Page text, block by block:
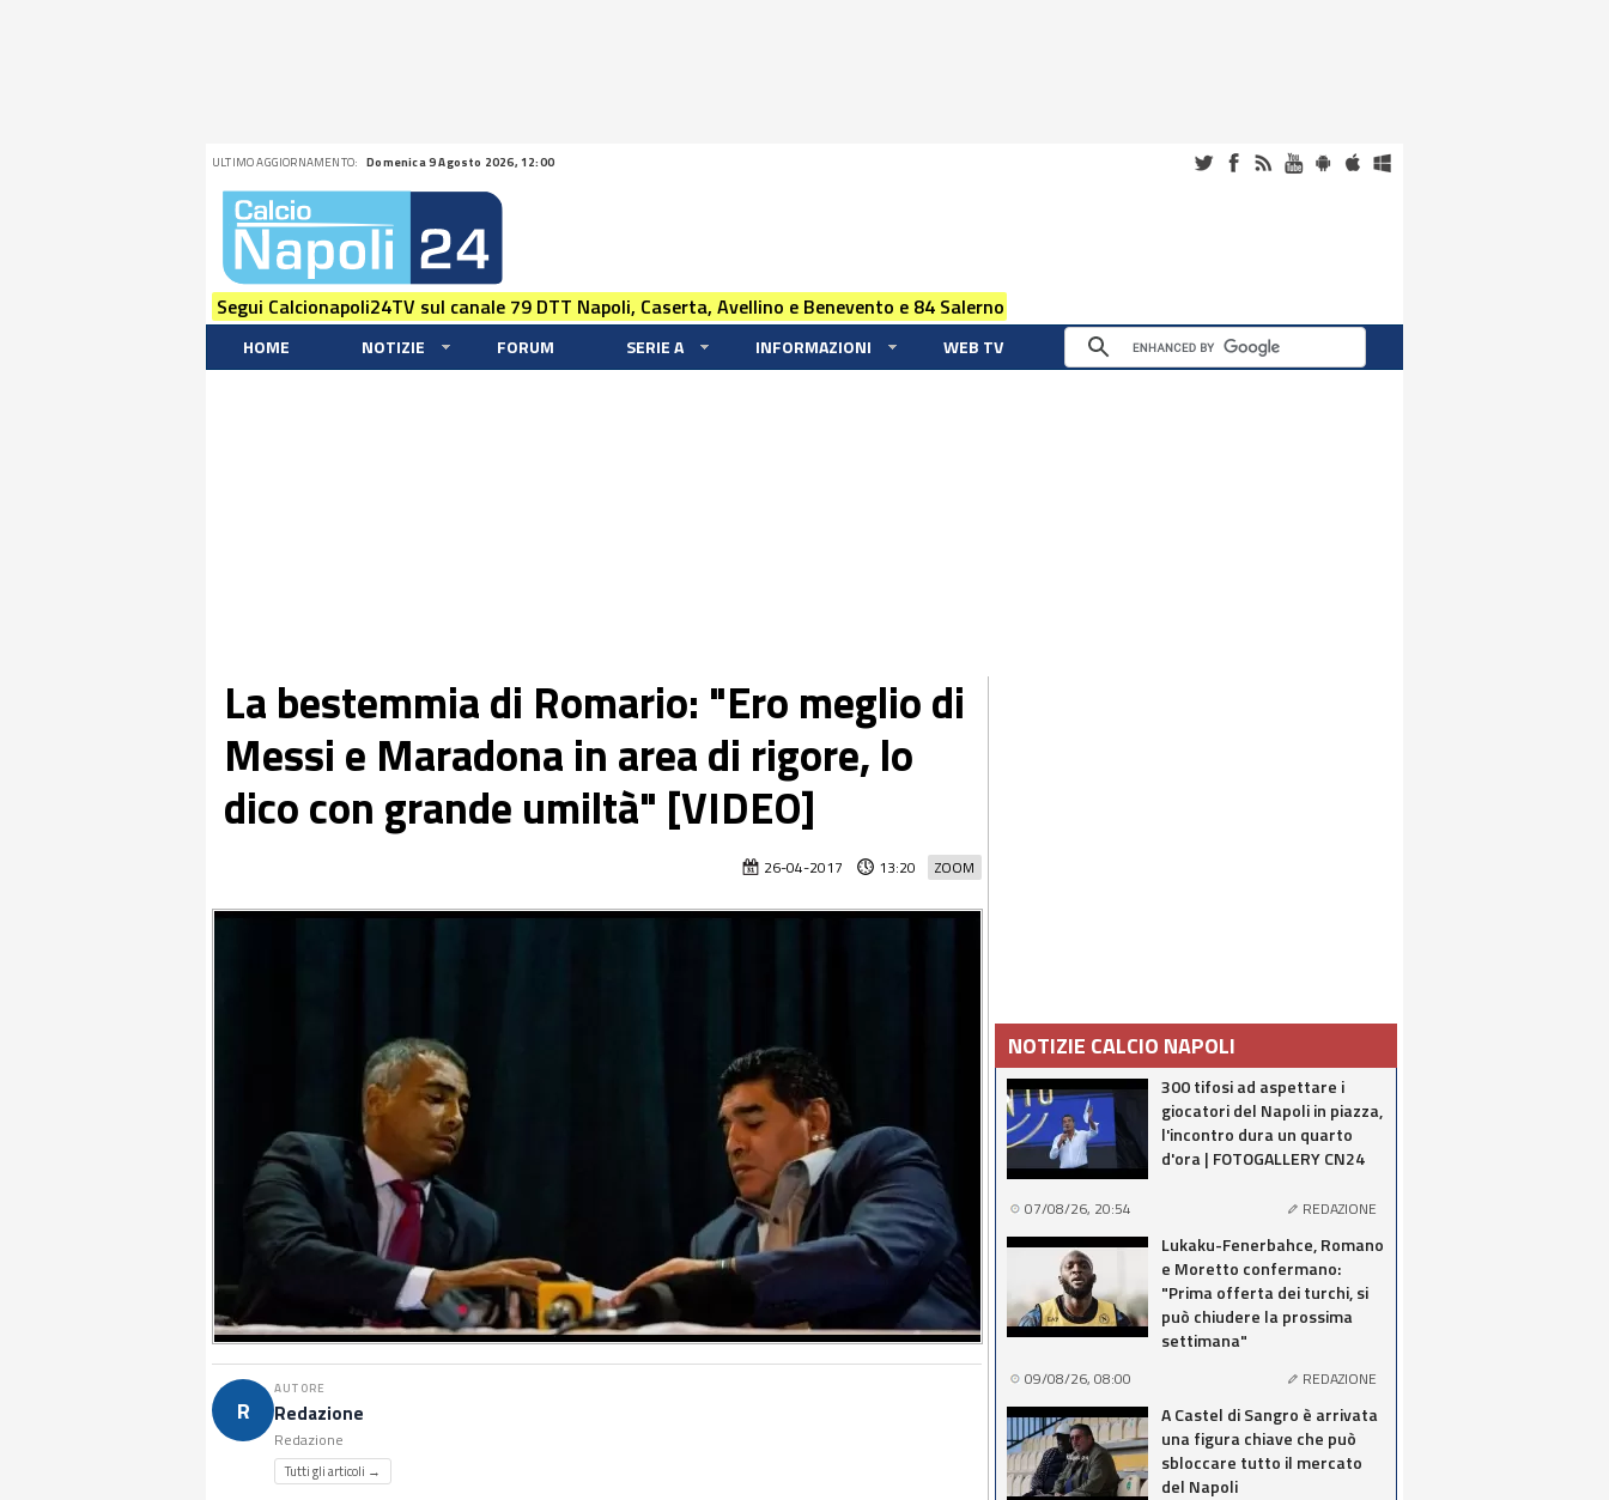
ULTIMO AGGIORNAMENTO: Domenica 9 Agosto 2026, 12:00
Segui Calcionapoli24TV sul canale 79 DTT Napoli, Caserta, Avellino e Benevento e 84 Salerno
HOME NOTIZIE FORUM SERIE A INFORMAZIONI WEB TV
La bestemmia di Romario: "Ero meglio di
Messi e Maradona in area di rigore, lo
dico con grande umiltà" [VIDEO]
ZOOM
26-04-2017 13:20
R
AUTORE
Redazione
Redazione
Tutti gli articoli →
NOTIZIE CALCIO NAPOLI
300 tifosi ad aspettare i
giocatori del Napoli in piazza,
l'incontro dura un quarto
d'ora | FOTOGALLERY CN24
07/08/26, 20:54 REDAZIONE
Lukaku-Fenerbahce, Romano
e Moretto confermano:
"Prima offerta dei turchi, si
può chiudere la prossima
settimana"
09/08/26, 08:00 REDAZIONE
A Castel di Sangro è arrivata
una figura chiave che può
sbloccare tutto il mercato
del Napoli